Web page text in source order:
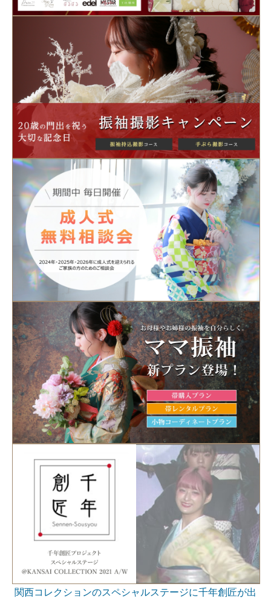
関西コレクションのスペシャルステージに千年創匠が出